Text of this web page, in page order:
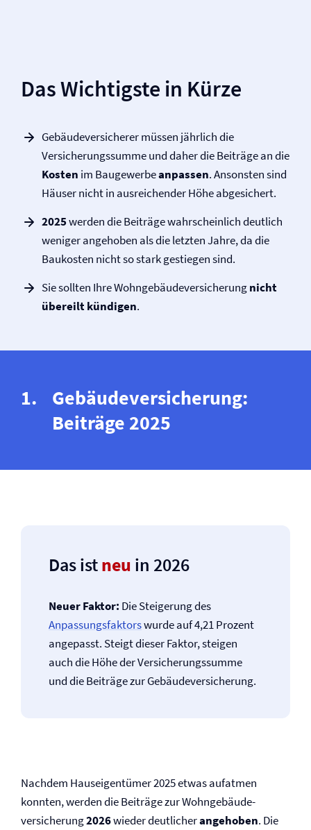
Das Wichtigste in Kürze
Gebäude­­versicherer müssen jährlich die
Versicherungssumme und daher die Beiträge an die
Kosten im Baugewerbeanpassen. Ansonsten sind
Häuser nicht in ausreichender Höhe abgesichert.
2025werden die Beiträge wahrscheinlich deutlich
weniger angehoben als die letzten Jahre, da die
Baukosten nicht so stark gestiegen sind.
Sie sollten Ihre Wohngebäude­versicherungnicht
übereilt kündigen.
Gebäude­versicherung:
Beiträge 2025
Das istneu in 2026
Neuer Faktor: Die Steigerung des
Anpassungsfaktorswurde auf 4,21 Prozent
angepasst. Steigt dieser Faktor, steigen
auch die Höhe der Versicherungssumme
und die Beiträge zur Gebäude­versicherung.
Nachdem Hauseigentümer 2025 etwas aufatmen
konnten, werden die Beiträge zur Wohngebäude­
versicherung2026wieder deutlicherangehoben. Die